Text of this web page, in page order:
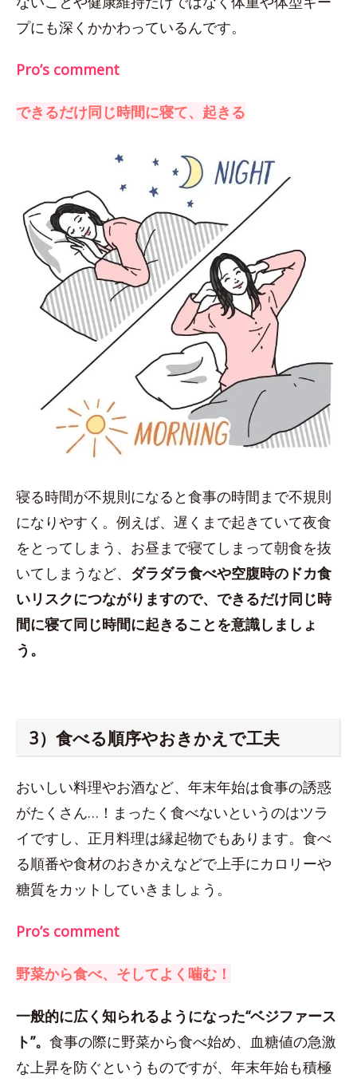
プにも深くかかわっているんです。
Pro’s comment
できるだけ同じ時間に寝て、起きる
寝る時間が不規則になると食事の時間まで不規則
になりやすく。例えば、遅くまで起きていて夜食
をとってしまう、お昼まで寝てしまって朝食を抜
いてしまうなど、 ダラダラ食べや空腹時のドカ食
いリスクにつながりますので、できるだけ同じ時
間に寝て同じ時間に起きることを意識しましょ
う。
3）食べる順序やおきかえで工夫
おいしい料理やお酒など、年末年始は食事の誘惑
がたくさん…！まったく食べないというのはツラ
イですし、正月料理は縁起物でもあります。食べ
る順番や食材のおきかえなどで上手にカロリーや
糖質をカットしていきましょう。
Pro’s comment
野菜から食べ、そしてよく噛む！
一般的に広く知られるようになった“ベジファース
ト”。 食事の際に野菜から食べ始め、血糖値の急激
な上昇を防ぐというものですが、年末年始も積極